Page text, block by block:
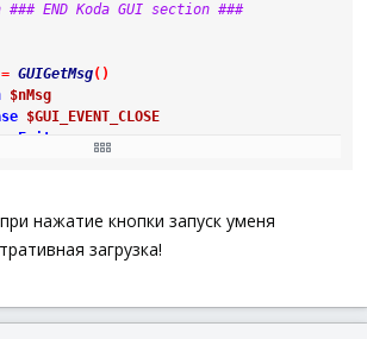
### END Koda GUI section ###
= GUIGetMsg( )
$nMsg
$GUI_EVENT_CLOSE
Exit
нажатие кнопки запуск уменя
загрузка!